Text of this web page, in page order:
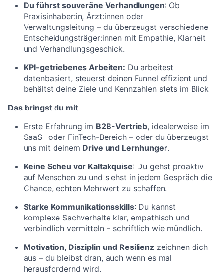
Du führst souveräne Verhandlungen: Ob
Praxisinhaber:in, Ärzt:innen oder
Verwaltungsleitung – du überzeugst verschiedene
Entscheidungsträger:innen mit Empathie, Klarheit
und Verhandlungsgeschick.
KPI-getriebenes Arbeiten: Du arbeitest
datenbasiert, steuerst deinen Funnel effizient und
behältst deine Ziele und Kennzahlen stets im Blick
Das bringst du mit
Erste Erfahrung im B2B-Vertrieb, idealerweise im
SaaS- oder FinTech-Bereich – oder du überzeugst
uns mit deinem Drive und Lernhunger.
Keine Scheu vor Kaltakquise: Du gehst proaktiv
auf Menschen zu und siehst in jedem Gespräch die
Chance, echten Mehrwert zu schaffen.
Starke Kommunikationsskills: Du kannst
komplexe Sachverhalte klar, empathisch und
verbindlich vermitteln – schriftlich wie mündlich.
Motivation, Disziplin und Resilienz zeichnen dich
aus – du bleibst dran, auch wenn es mal
herausfordernd wird.